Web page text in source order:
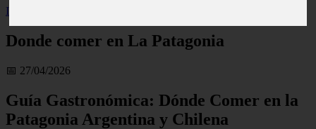
Inicio
Donde comer en La Patagonia
📅 27/04/2026
Guía Gastronómica: Dónde Comer en la
Patagonia Argentina y Chilena